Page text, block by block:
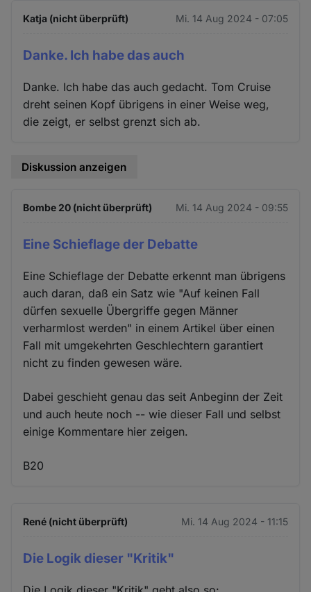
Katja (nicht überprüft) Mi. 14 Aug 2024 - 07:05
Danke. Ich habe das auch
Danke. Ich habe das auch gedacht. Tom Cruise
dreht seinen Kopf übrigens in einer Weise weg,
die zeigt, er selbst grenzt sich ab.
Diskussion anzeigen
Bombe 20 (nicht überprüft) Mi. 14 Aug 2024 - 09:55
Eine Schieflage der Debatte
Eine Schieflage der Debatte erkennt man übrigens
auch daran, daß ein Satz wie "Auf keinen Fall
dürfen sexuelle Übergriffe gegen Männer
verharmlost werden" in einem Artikel über einen
Fall mit umgekehrten Geschlechtern garantiert
nicht zu finden gewesen wäre.
Dabei geschieht genau das seit Anbeginn der Zeit
und auch heute noch -- wie dieser Fall und selbst
einige Kommentare hier zeigen.
B20
René (nicht überprüft) Mi. 14 Aug 2024 - 11:15
Die Logik dieser "Kritik"